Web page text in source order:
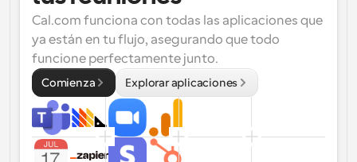
Cal.com funciona con todas las aplicaciones que
ya están en tu flujo, asegurando que todo
funcione perfectamente junto.
Comienza Explorar aplicaciones